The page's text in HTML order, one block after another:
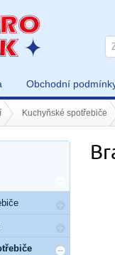
Obchodní
Kuchyňské spotřebiče